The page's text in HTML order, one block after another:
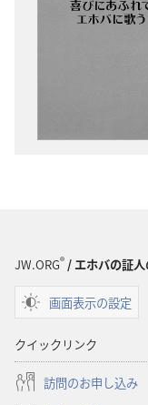
JW.ORG®/ エホバの証
画面表示の設定
クイックリンク
訪問のお申し込み